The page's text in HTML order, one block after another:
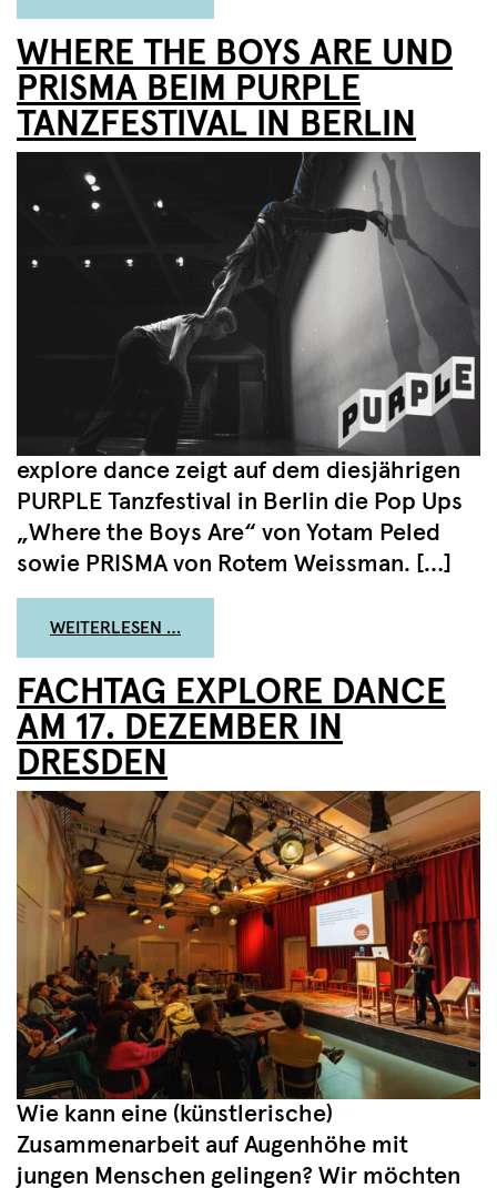
WHERE THE BOYS ARE UND
PRISMA BEIM PURPLE
TANZFESTIVAL IN BERLIN
explore dance zeigt auf dem diesjährigen
PURPLE Tanzfestival in Berlin die Pop Ups
„Where the Boys Are“ von Yotam Peled
sowie PRISMA von Rotem Weissman. […]
WEITERLESEN …
FACHTAG EXPLORE DANCE
AM 17. DEZEMBER IN
DRESDEN
Wie kann eine (künstlerische)
Zusammenarbeit auf Augenhöhe mit
jungen Menschen gelingen? Wir möchten